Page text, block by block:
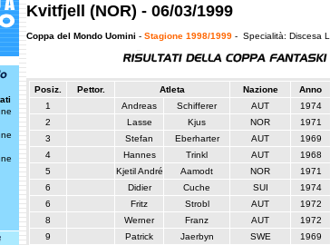
Kvitfjell (NOR) - 06/03/1999
Coppa del Mondo Uomini - Stagione 1998/1999 - Specialità: Discesa
Posiz. Pettor. Atleta Nazione Anno
1
Andreas Schifferer AUT 1974
2
Lasse Kjus NOR 1971
3
Stefan Eberharter AUT 1969
4
Hannes Trinkl AUT 1968
5
Kjetil André Aamodt NOR 1971
6
Didier Cuche SUI 1974
6
Fritz Strobl AUT 1972
8
Werner Franz AUT 1972
9
Patrick Jaerbyn SWE 1969